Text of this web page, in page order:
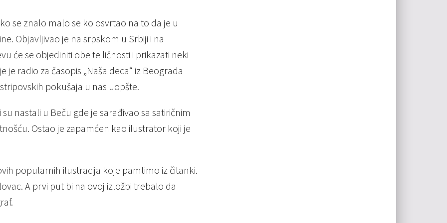
se znalo malo se ko osvrtao na to da je u
Objavljivao je na srpskom u Srbiji i na
će se objediniti obe te ličnosti i prikazati neki
radio za časopis „Naša deca“ iz Beograda
pokušaja u nas uopšte.
nastali u Beču gde je sarađivao sa satiričnim
Ostao je zapamćen kao ilustrator koji je
popularnih ilustracija koje pamtimo iz čitanki.
A prvi put bi na ovoj izložbi trebalo da